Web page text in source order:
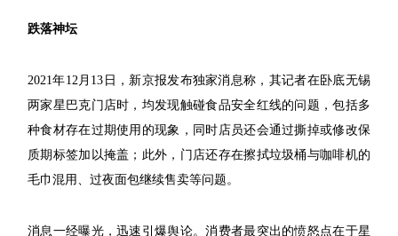
跌落神坛
2021年12月13日，新京报发布独家消息称，其记者在卧底无锡
两家星巴克门店时，均发现触碰食品安全红线的问题，包括多
种食材存在过期使用的现象，同时店员还会通过撕掉或修改保
质期标签加以掩盖；此外，门店还存在擦拭垃圾桶与咖啡机的
毛巾混用、过夜面包继续售卖等问题。
消息一经曝光，迅速引爆舆论。消费者最突出的愤怒点在于星